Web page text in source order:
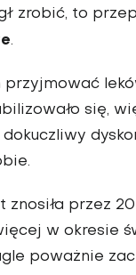
zrobić, to
.
przyjmować
się,
znosiła przez
w okresie
poważnie